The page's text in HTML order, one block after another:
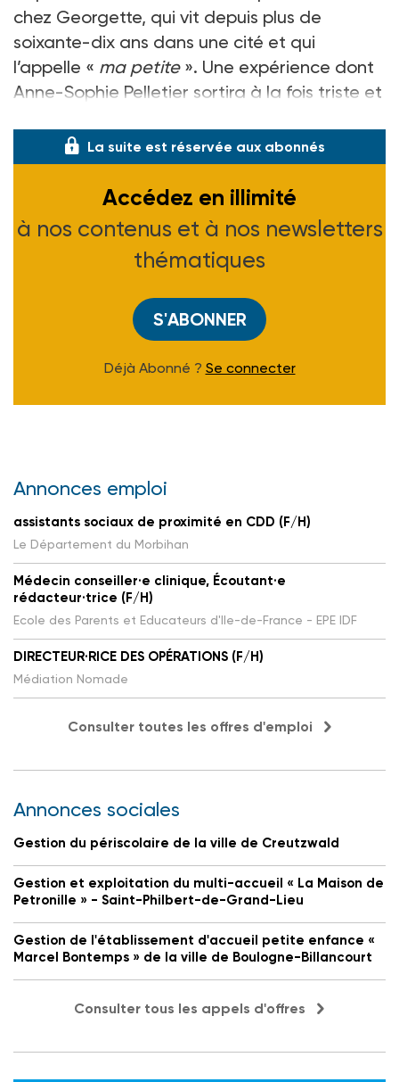
chez Georgette, qui vit depuis plus de
soixante-dix ans dans une cité et qui
l’appelle « ma petite». Une expérience dont
Anne-Sophie Pelletier sortira à la fois triste et
La suite est réservée aux abonnés
Accédez en illimité
à nos contenus et à nos newsletters
thématiques
S'ABONNER
Déjà Abonné ? Se connecter
Annonces emploi
assistants sociaux de proximité en CDD (F/H)
Le Département du Morbihan
Médecin conseiller·e clinique, Écoutant·e
rédacteur·trice (F/H)
Ecole des Parents et Educateurs d'Ile-de-France - EPE IDF
DIRECTEUR·RICE DES OPÉRATIONS (F/H)
Médiation Nomade
Consulter toutes les offres d'emploi
Annonces sociales
Gestion du périscolaire de la ville de Creutzwald
Gestion et exploitation du multi-accueil « La Maison de
Petronille » - Saint-Philbert-de-Grand-Lieu
Gestion de l'établissement d'accueil petite enfance «
Marcel Bontemps » de la ville de Boulogne-Billancourt
Consulter tous les appels d'offres